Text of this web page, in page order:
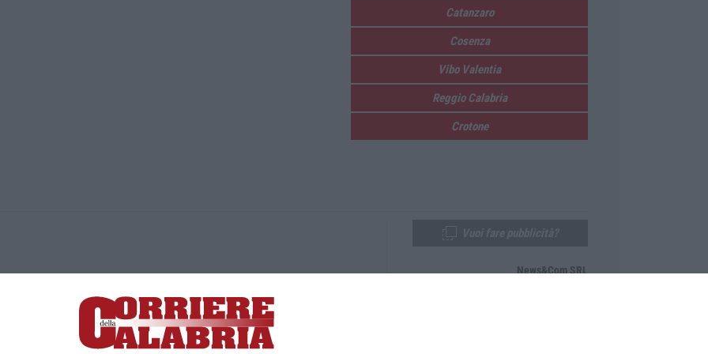
Catanzaro
Cosenza
Vibo Valentia
Reggio Calabria
Crotone
Lamezia Terme (CZ)
responsabile Paola Militano |Privacy
News&Com SRL